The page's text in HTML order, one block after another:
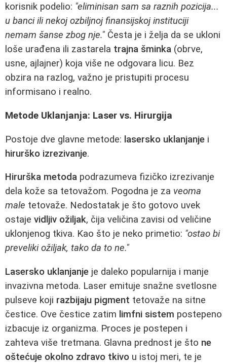
korisnik podelio: "eliminisan sam sa raznih pozicija...
u banci ili nekoj ozbiljnoj finansijskoj instituciji
nemam šanse zbog nje." Česta je i želja da se ukloni
loše urađena ili zastarela trajna šminka (obrve,
usne, ajlajner) koja više ne odgovara licu. Bez
obzira na razlog, važno je pristupiti procesu
informisano i realno.
Metode Uklanjanja: Laser vs. Hirurgija
Postoje dve glavne metode: lasersko uklanjanje i
hirurško izrezivanje.
Hirurška metoda podrazumeva fizičko izrezivanje
dela kože sa tetovažom. Pogodna je za veoma
male tetovaže. Nedostatak je što gotovo uvek
ostaje vidljiv ožiljak, čija veličina zavisi od veličine
uklonjenog tkiva. Kao što je neko primetio: "ostao bi
preveliki ožiljak, tako da to ne."
Lasersko uklanjanje je daleko popularnija i manje
invazivna metoda. Laser emituje snažne svetlosne
pulseve koji razbijaju pigment tetovaže na sitne
čestice. Ove čestice zatim limfni sistem postepeno
izbacuje iz organizma. Proces je postepen i
zahteva više tretmana. Glavna prednost je što ne
oštećuje okolno zdravo tkivo u istoj meri, te je